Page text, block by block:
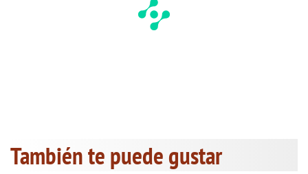
También te puede gustar